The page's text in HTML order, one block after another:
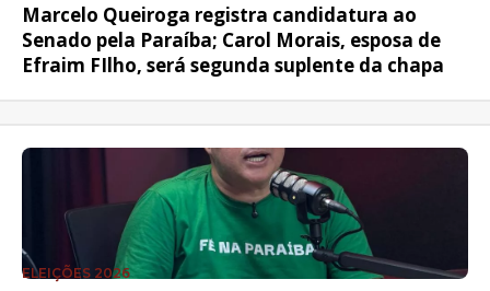
Marcelo Queiroga registra candidatura ao
Senado pela Paraíba; Carol Morais, esposa de
Efraim FIlho, será segunda suplente da chapa
ELEIÇÕES 2026